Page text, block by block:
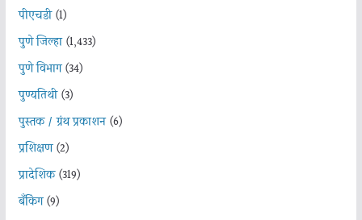
पीएचडी(1)
पुणे जिल्हा(1,433)
पुणे विभाग(34)
पुण्यतिथी(3)
पुस्तक / ग्रंथ प्रकाशन(6)
प्रशिक्षण(2)
प्रादेशिक(319)
बँकिंग(9)